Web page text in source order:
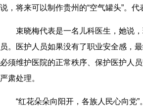
说，将来可以制作贵州的“空气罐头”。代
束晓梅代表是一名儿科医生，她说，
员。医护人员如果没有了职业安全感，
必须维护医院的正常秩序、保护医护人
严肃处理。
“红花朵朵向阳开，各族人民心向党”